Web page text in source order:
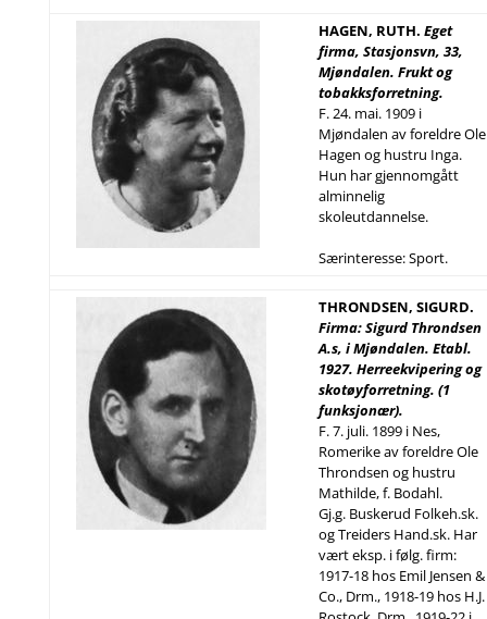
HAGEN, RUTH. Eget
firma, Stasjonsvn, 33,
Mjøndalen. Frukt og
tobakksforretning.
F. 24. mai. 1909 i
Mjøndalen av foreldre Ole
Hagen og hustru Inga.
Hun har gjennomgått
alminnelig
skoleutdannelse.
Særinteresse: Sport.
THRONDSEN, SIGURD.
Firma: Sigurd Throndsen
A.s, i Mjøndalen. Etabl.
1927. Herreekvipering og
skotøyforretning. (1
funksjonær).
F. 7. juli. 1899 i Nes,
Romerike av foreldre Ole
Throndsen og hustru
Mathilde, f. Bodahl.
Gj.g. Buskerud Folkeh.sk.
og Treiders Hand.sk. Har
vært eksp. i følg. firm:
1917-18 hos Emil Jensen &
Co., Drm., 1918-19 hos H.J.